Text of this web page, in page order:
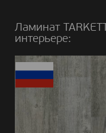
Ламинат
интерьере: